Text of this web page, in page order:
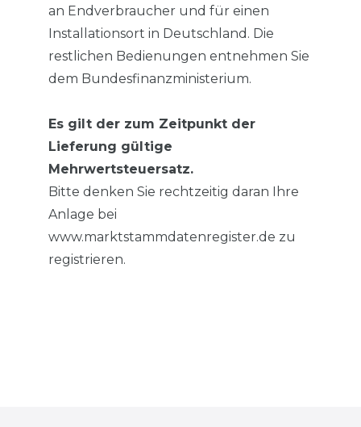
an Endverbraucher und für einen
Installationsort in Deutschland. Die
restlichen Bedienungen entnehmen Sie
dem Bundesfinanzministerium.
Es gilt der zum Zeitpunkt der
Lieferung gültige
Mehrwertsteuersatz.
Bitte denken Sie rechtzeitig daran Ihre
Anlage bei
www.marktstammdatenregister.de zu
registrieren.